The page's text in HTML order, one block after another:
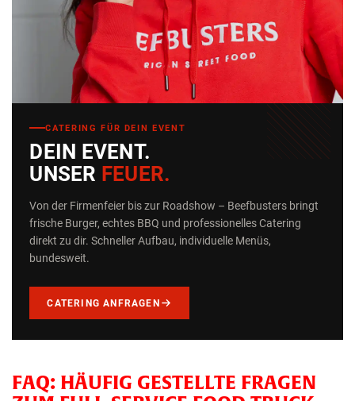
CATERING FÜR DEIN EVENT
DEIN EVENT.
UNSER FEUER.
Von der Firmenfeier bis zur Roadshow – Beefbusters bringt
frische Burger, echtes BBQ und professionelles Catering
direkt zu dir. Schneller Aufbau, individuelle Menüs,
bundesweit.
CATERING ANFRAGEN
FAQ: HÄUFIG GESTELLTE FRAGEN